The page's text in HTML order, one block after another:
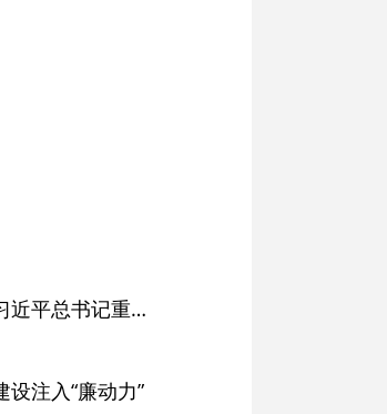
省委常委会会议强调 深入学习贯彻习近平总书记重要讲话精神 以高质量党建引领高质量发展 梁言顺主持并讲话
注入“廉动力”